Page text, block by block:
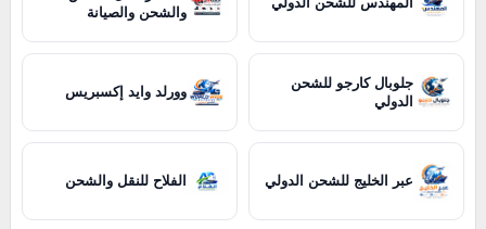
والشحن والصيانة
جلوبال كارجو للشحن
الدولي
وورلد وايد إكسبريس
عبر الخليج للشحن الدولي الفلاح للنقل والشحن